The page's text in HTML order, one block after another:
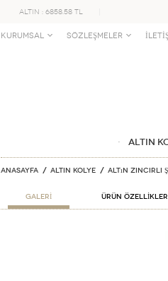
ALTIN : 6858.58 TL
KURUMSAL SÖZLEŞMELER
ALTIN
Anasayfa ALTIN KOLYE Altın Zincirli
GALERİ ÜRÜN